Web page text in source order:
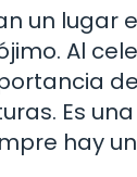
un lugar
Al
Es
hay